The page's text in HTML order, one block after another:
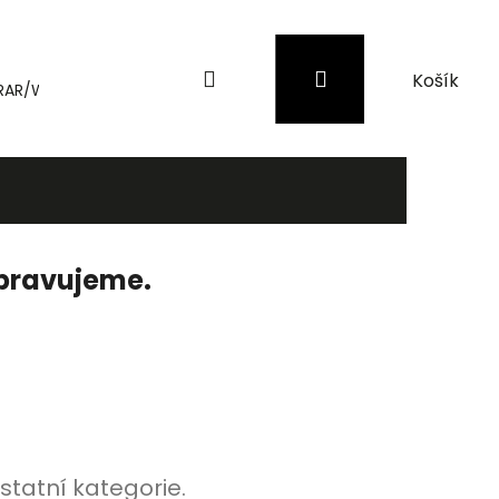
WinRAR Záložní zdroje (UPS) a přepěťové
PřihlášeníNákupní
košík
kategorie.